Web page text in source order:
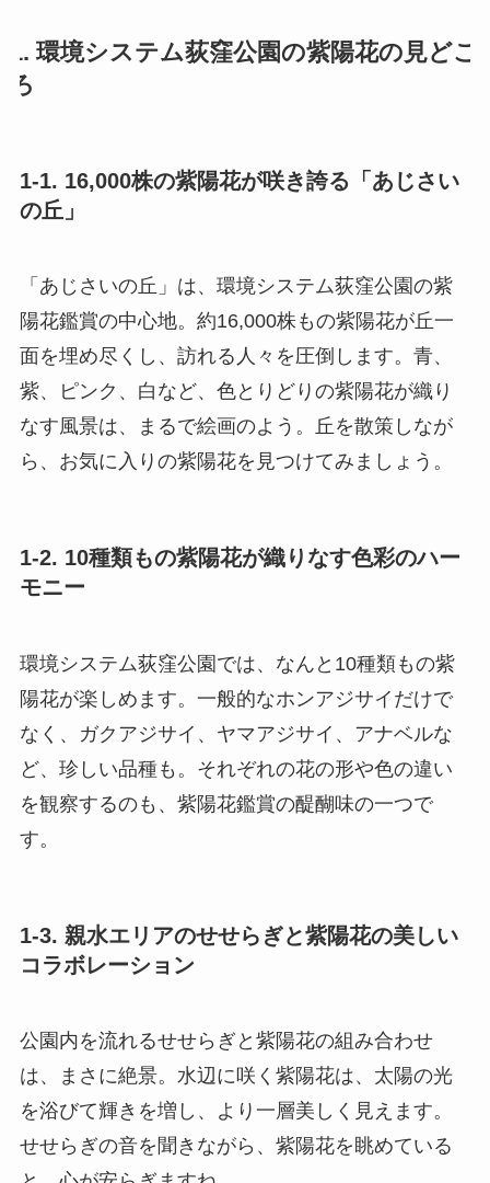
1. 環境システム荻窪公園の紫陽花の見どこ
ろ
1-1. 16,000株の紫陽花が咲き誇る「あじさい
の丘」
「あじさいの丘」は、環境システム荻窪公園の紫
陽花鑑賞の中心地。約16,000株もの紫陽花が丘一
面を埋め尽くし、訪れる人々を圧倒します。青、
紫、ピンク、白など、色とりどりの紫陽花が織り
なす風景は、まるで絵画のよう。丘を散策しなが
ら、お気に入りの紫陽花を見つけてみましょう。
1-2. 10種類もの紫陽花が織りなす色彩のハー
モニー
環境システム荻窪公園では、なんと10種類もの紫
陽花が楽しめます。一般的なホンアジサイだけで
なく、ガクアジサイ、ヤマアジサイ、アナベルな
ど、珍しい品種も。それぞれの花の形や色の違い
を観察するのも、紫陽花鑑賞の醍醐味の一つで
す。
1-3. 親水エリアのせせらぎと紫陽花の美しい
コラボレーション
公園内を流れるせせらぎと紫陽花の組み合わせ
は、まさに絶景。水辺に咲く紫陽花は、太陽の光
を浴びて輝きを増し、より一層美しく見えます。
せせらぎの音を聞きながら、紫陽花を眺めている